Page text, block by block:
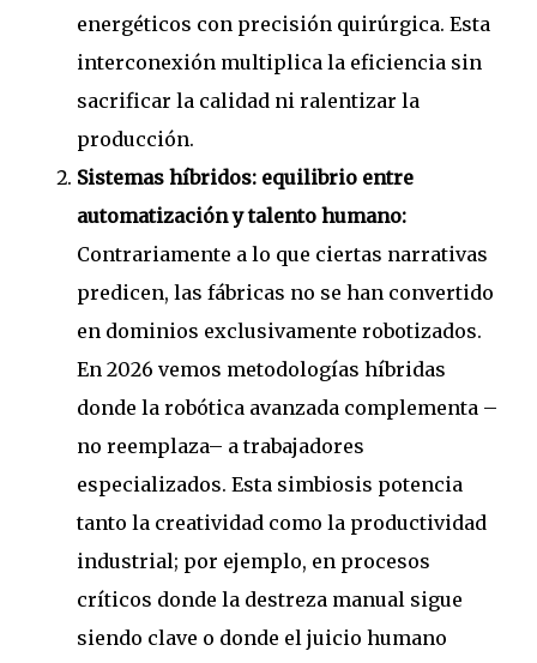
energéticos con precisión quirúrgica. Esta
interconexión multiplica la eficiencia sin
sacrificar la calidad ni ralentizar la
producción.
Sistemas híbridos: equilibrio entre
automatización y talento humano:
Contrariamente a lo que ciertas narrativas
predicen, las fábricas no se han convertido
en dominios exclusivamente robotizados.
En 2026 vemos metodologías híbridas
donde la robótica avanzada complementa –
no reemplaza– a trabajadores
especializados. Esta simbiosis potencia
tanto la creatividad como la productividad
industrial; por ejemplo, en procesos
críticos donde la destreza manual sigue
siendo clave o donde el juicio humano